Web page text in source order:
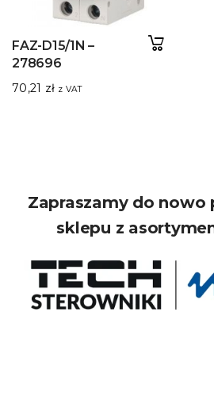
FAZ-D15/1N –
278696
70,21 zł z VAT
Zapraszamy do nowo
sklepu z